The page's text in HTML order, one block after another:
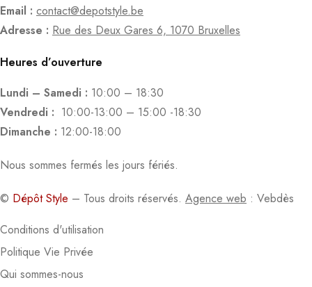
Email : contact@depotstyle.be
Adresse : Rue des Deux Gares 6, 1070 Bruxelles
Heures d’ouverture
Lundi – Samedi : 10:00 – 18:30
Vendredi : 10:00-13:00 – 15:00 -18:30
Dimanche : 12:00-18:00
Nous sommes fermés les jours fériés.
© Dépôt Style – Tous droits réservés. Agence web : Vebdès
Conditions d'utilisation
Politique Vie Privée
Qui sommes-nous